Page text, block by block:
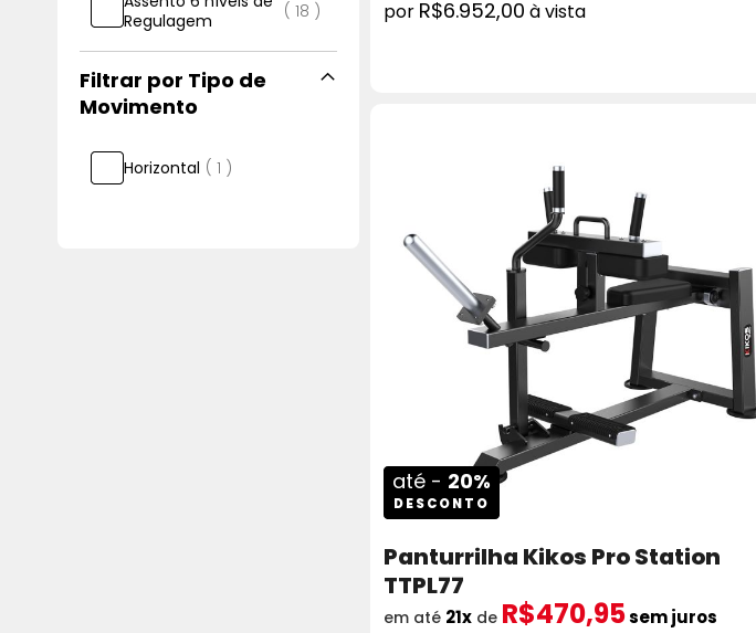
R$6.952,00 à vista
até - 20%
DESCONTO
Panturrilha Kikos Pro Station
TTPL77
em até 21xde R$470,95sem juros
Regulagem
18 itens
Tipo de
Movimento
Horizontal 1 artigo